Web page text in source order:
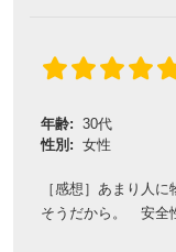
年齢: 30代
性別: 女性
［感想］あまり人
そうだから。 安全